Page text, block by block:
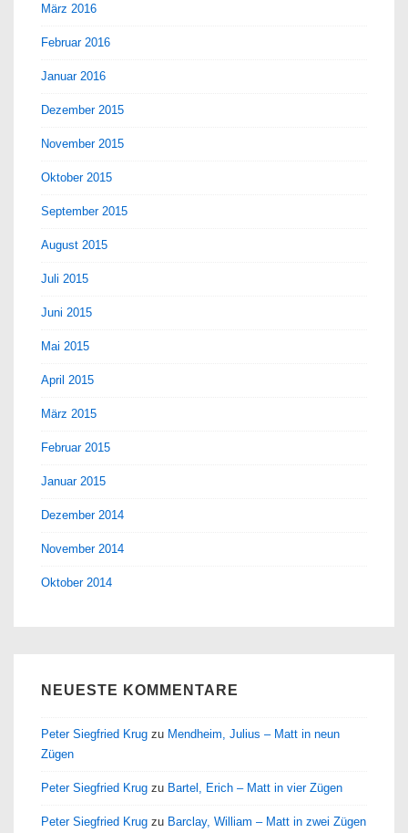
März 2016
Februar 2016
Januar 2016
Dezember 2015
November 2015
Oktober 2015
September 2015
August 2015
Juli 2015
Juni 2015
Mai 2015
April 2015
März 2015
Februar 2015
Januar 2015
Dezember 2014
November 2014
Oktober 2014
NEUESTE KOMMENTARE
Peter Siegfried Krug zu Mendheim, Julius – Matt in neun
Zügen
Peter Siegfried Krug zu Bartel, Erich – Matt in vier Zügen
Peter Siegfried Krug zu Barclay, William – Matt in zwei Zügen